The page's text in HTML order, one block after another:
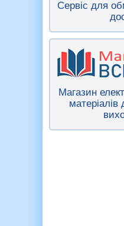
Сервіс для
Магазин
матеріалів